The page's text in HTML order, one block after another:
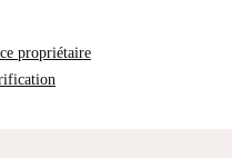
propriétaire